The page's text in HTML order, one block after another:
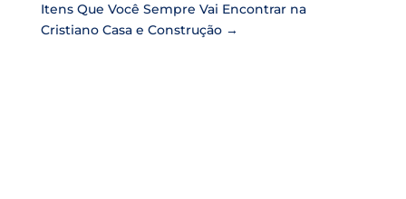
Itens Que Você Sempre Vai Encontrar na
Cristiano Casa e Construção→